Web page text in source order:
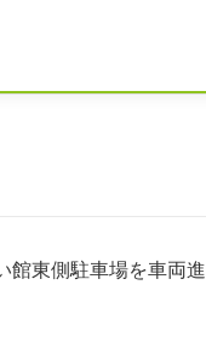
館東側駐車場を車両進